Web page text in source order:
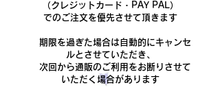
（クレジットカード・PAY PAL）
でのご注文を優先させて頂きます
期限を過ぎた場合は自動的にキャンセ
ルとさせていただき、
次回から通販のご利用をお断りさせて
いただく場合があります